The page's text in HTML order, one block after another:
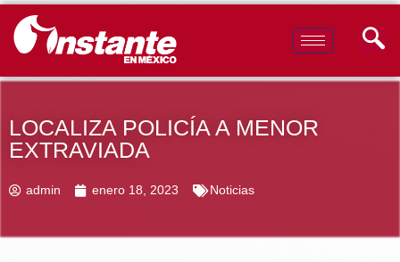
LOCALIZA POLICÍA A MENOR
EXTRAVIADA
admin enero 18, 2023 Noticias